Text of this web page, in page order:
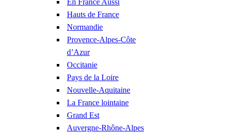
En France Aussi
Hauts de France
Normandie
Provence-Alpes-Côte
d’Azur
Occitanie
Pays de la Loire
Nouvelle-Aquitaine
La France lointaine
Grand Est
Auvergne-Rhône-Alpes